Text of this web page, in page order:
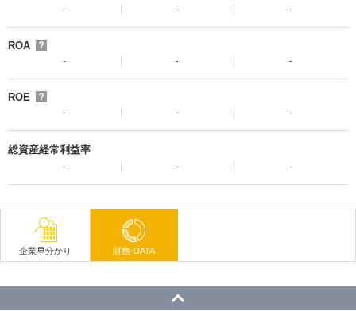
-
- -
ROA
？
-
- -
ROE
？
-
- -
総資産経常利益率
- - -
企業早分かり 財務-DATA